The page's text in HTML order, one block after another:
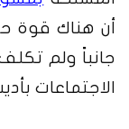
أن هناك قوة
جانباً ولم
الاجتماعات